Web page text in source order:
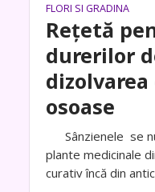
FLORI SI GRADINA
Rețetă
durerilor
osoase
Sânzienele se
plante medicinale
curativ încă din